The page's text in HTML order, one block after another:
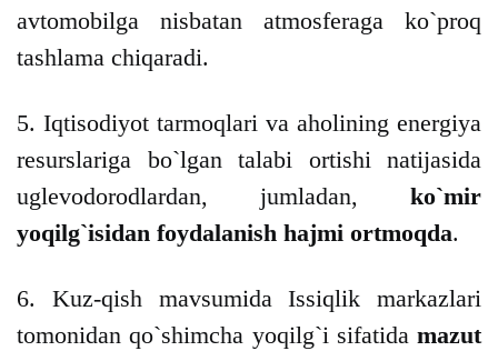
avtomobilga nisbatan atmosferaga ko`proq
tashlama chiqaradi.
5. Iqtisodiyot tarmoqlari va aholining energiya
resurslariga bo`lgan talabi ortishi natijasida
uglevodorodlardan, jumladan, ko`mir
yoqilg`isidan foydalanish hajmi ortmoqda.
6. Kuz-qish mavsumida Issiqlik markazlari
tomonidan qo`shimcha yoqilg`i sifatida mazut